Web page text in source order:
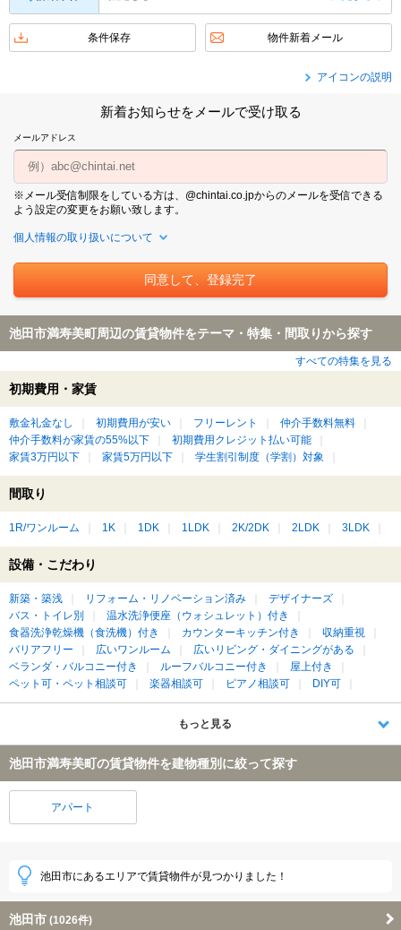
条件保存 物件新着メール
アイコンの説明
新着お知らせをメールで受け取る
メールアドレス
※メール受信制限をしている方は、@chintai.co.jpからのメールを受信できる
よう設定の変更をお願い致します。
個人情報の取り扱いについて
池田市満寿美町周辺の賃貸物件をテーマ・特集・間取りから探す
すべての特集を見る
初期費用・家賃
敷金礼金なし 初期費用が安い フリーレント
仲介手数料無料
仲介手数料が家賃の55%以下
初期費用クレジット払い可能
家賃3万円以下
家賃5万円以下 学生割引制度（学割）対象
間取り
1R/ワンルーム 1K 1DK 1LDK 2K/2DK 2LDK 3LDK
設備・こだわり
新築・築浅 リフォーム・リノベーション済み
デザイナーズ
バス・トイレ別
温水洗浄便座（ウォシュレット）付き
食器洗浄乾燥機（食洗機）付き
カウンターキッチン付き
収納重視
バリアフリー
広いワンルーム
広いリビング・ダイニングがある
ベランダ・バルコニー付き
ルーフバルコニー付き
屋上付き
ペット可・ペット相談可
楽器相談可 ピアノ相談可 DIY可
もっと見る
池田市満寿美町の賃貸物件を建物種別に絞って探す
アパート
池田市にあるエリアで賃貸物件が見つかりました！
池田市 (1026件)